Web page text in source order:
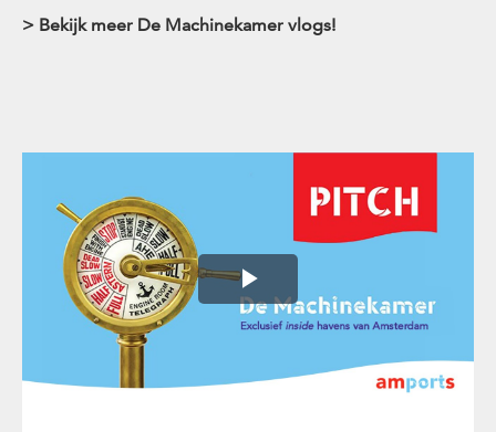
> Bekijk meer De Machinekamer vlogs!
Play